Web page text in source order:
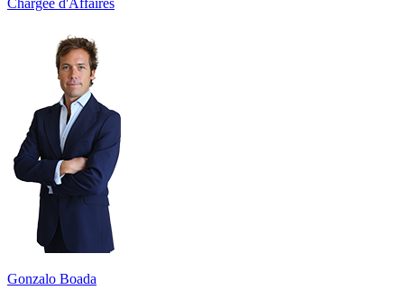
Gonzalo Boada